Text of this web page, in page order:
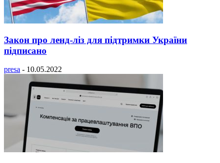
Закон про ленд-ліз для підтримки України
підписано
presa - 10.05.2022